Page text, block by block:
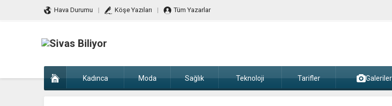
Hava Durumu Köşe Yazıları Tüm Yazarlar
Kadınca Moda Sağlık Teknoloji Tarifler Galeriler